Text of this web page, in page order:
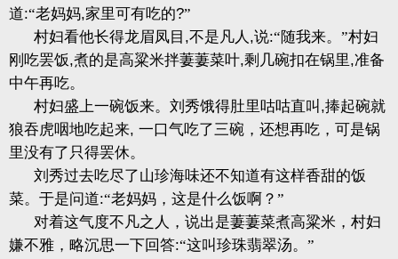
道:“老妈妈,家里可有吃的?”
村妇看他长得龙眉凤目 ,不是凡人 ,说:“随我来。”村妇
刚吃罢饭,煮的是高粱米拌萋萋菜叶,剩几碗扣在锅里,准备
中午再吃。
村妇盛上一碗饭来。刘秀饿得肚里咕咕直叫 ,捧起碗就
狼吞虎咽地吃起来, 一口气吃了三碗，还想再吃，可是锅
里没有了只得罢休。
刘秀过去吃尽了山珍海味还不知道有这样香甜的饭
菜。于是问道:“老妈妈，这是什么饭啊？”
对着这气度不凡之人，说出是萋萋菜煮高粱米，村妇
嫌不雅，略沉思一下回答:“这叫珍珠翡翠汤。”